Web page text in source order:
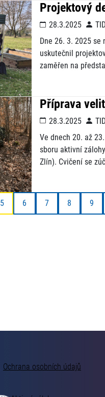
Projektový
28.3.2025
Dne 26. 3. 2025
uskutečnil
zaměřen na
Příprava
28.3.2025
Ve dnech 20. až
sboru aktivní
Zlín). Cvičení se
5 6 7 8 9
Ochrana osobních údajů